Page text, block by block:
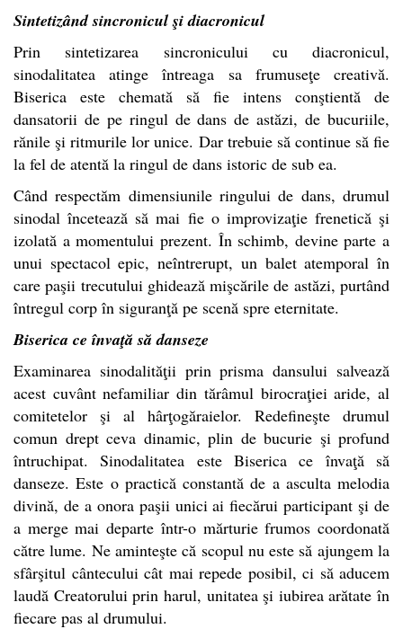
Sintetizând sincronicul şi diacronicul
Prin sintetizarea sincronicului cu diacronicul,
sinodalitatea atinge întreaga sa frumuseţe creativă.
Biserica este chemată să fie intens conştientă de
dansatorii de pe ringul de dans de astăzi, de bucuriile,
rănile şi ritmurile lor unice. Dar trebuie să continue să fie
la fel de atentă la ringul de dans istoric de sub ea.
Când respectăm dimensiunile ringului de dans, drumul
sinodal încetează să mai fie o improvizaţie frenetică şi
izolată a momentului prezent. În schimb, devine parte a
unui spectacol epic, neîntrerupt, un balet atemporal în
care paşii trecutului ghidează mişcările de astăzi, purtând
întregul corp în siguranţă pe scenă spre eternitate.
Biserica ce învaţă să danseze
Examinarea sinodalităţii prin prisma dansului salvează
acest cuvânt nefamiliar din tărâmul birocraţiei aride, al
comitetelor şi al hârţogăraielor. Redefineşte drumul
comun drept ceva dinamic, plin de bucurie şi profund
întruchipat. Sinodalitatea este Biserica ce învaţă să
danseze. Este o practică constantă de a asculta melodia
divină, de a onora paşii unici ai fiecărui participant şi de
a merge mai departe într-o mărturie frumos coordonată
către lume. Ne aminteşte că scopul nu este să ajungem la
sfârşitul cântecului cât mai repede posibil, ci să aducem
laudă Creatorului prin harul, unitatea şi iubirea arătate în
fiecare pas al drumului.